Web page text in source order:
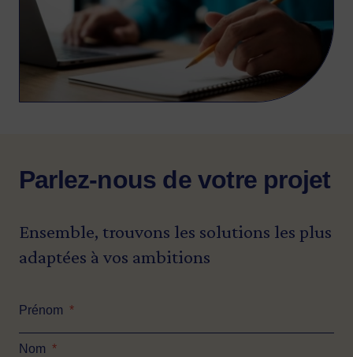
Parlez-nous de votre projet
Ensemble, trouvons les solutions les plus
adaptées à vos ambitions
Prénom *
Nom *